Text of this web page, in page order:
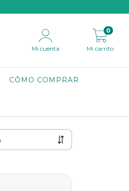
Mi cuenta Mi carrito
0
CÓMO COMPRAR